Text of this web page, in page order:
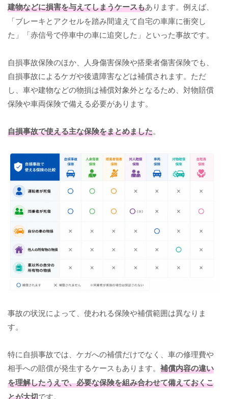
建物などに損害を与えてしまうケースもあります。例えば、
「ブレーキとアクセルを踏み間違えて自宅の車庫に衝突し
た」「赤信号で停車中の車に追突した」といった事故です。
自損事故保険のほか、人身傷害保険や搭乗者傷害保険でも、
自損事故によるケガや後遺障害などは補償されます。ただ
し、車や建物などの物損は補償対象外となるため、対物賠償
保険や車両保険で備える必要があります。
自損事故で使える主な保険をまとめました。
事故の状況によって、使われる保険や補償範囲は異なりま
す。
特に自損事故では、ケガへの補償だけでなく、車の修理費や
相手への賠償が発生するケースもあります。 補償内容の違い
を理解したうえで、必要な保険を組み合わせて備えておくこ
とが大切です。